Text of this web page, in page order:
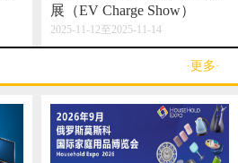
展（EV Charge Show）
2025-11-12至2025-11-14
·更多·